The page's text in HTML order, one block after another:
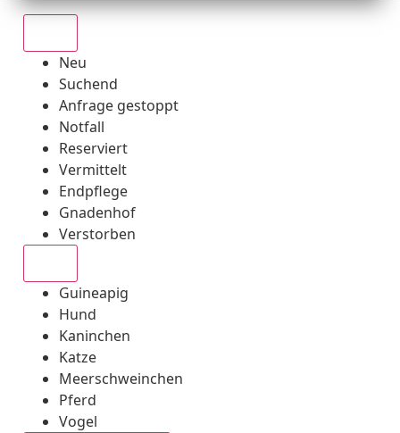
Neu
Suchend
Anfrage gestoppt
Notfall
Reserviert
Vermittelt
Endpflege
Gnadenhof
Verstorben
Guineapig
Hund
Kaninchen
Katze
Meerschweinchen
Pferd
Vogel